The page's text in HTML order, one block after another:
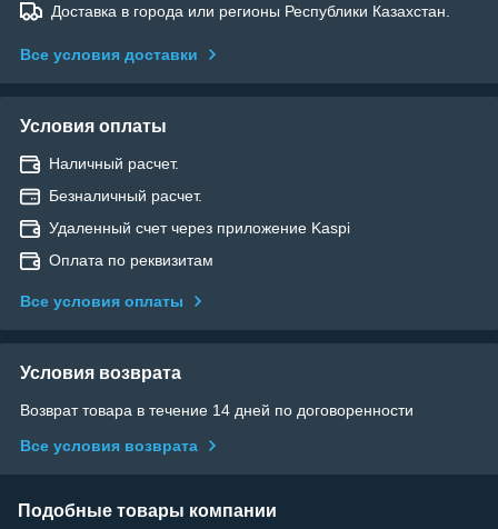
Доставка в города или регионы Республики Казахстан.
Все условия доставки
Условия оплаты
Наличный расчет.
Безналичный расчет.
Удаленный счет через приложение Kaspi
Оплата по реквизитам
Все условия оплаты
Условия возврата
Возврат товара в течение 14 дней по договоренности
Все условия возврата
Подобные товары компании